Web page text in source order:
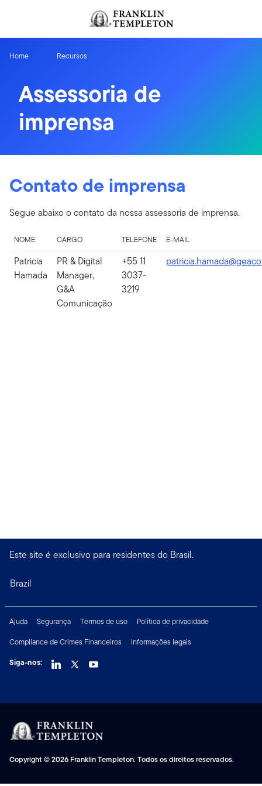
Home Recursos
Assessoria de
imprensa
Contato de imprensa
Segue abaixo o contato da nossa assessoria de imprensa.
NOME CARGO TELEFONE E-MAIL
Patricia
Hamada
PR & Digital
Manager,
G&A
Comunicação
+55 11
3037-
3219
Este site é exclusivo para residentes do Brasil.
Brazil
Ajuda Segurança Termos de uso
Política de privacidade
Compliance de Crimes Financeiros
Informações legais
Siga-nos:
Copyright © 2026 Franklin Templeton. Todos os direitos reservados.